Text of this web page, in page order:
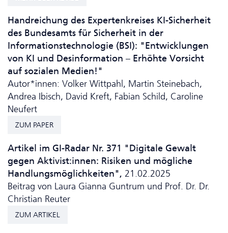
Handreichung des Expertenkreises KI-Sicherheit
des Bundesamts für Sicherheit in der
Informations­technologie (BSI): "Ent­wicklungen
von KI und Desinformation – Erhöhte Vorsicht
auf sozialen Medien!"
Autor*innen: Volker Wittpahl, Martin Steinebach,
Andrea Ibisch, David Kreft, Fabian Schild, Caroline
Neufert
ZUM PAPER
Artikel im GI-Radar Nr. 371 "Digitale Gewalt
gegen Aktivist:innen: Risiken und mögliche
Handlungsmöglichkeiten", 21.02.2025
Beitrag von Laura Gianna Guntrum und Prof. Dr. Dr.
Christian Reuter
ZUM ARTIKEL